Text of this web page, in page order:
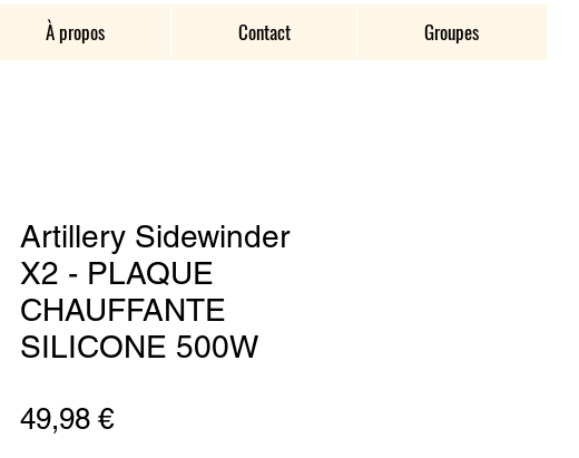
À propos Contact Groupes
Artillery Sidewinder
X2 - PLAQUE
CHAUFFANTE
SILICONE 500W
49,98 €Prix